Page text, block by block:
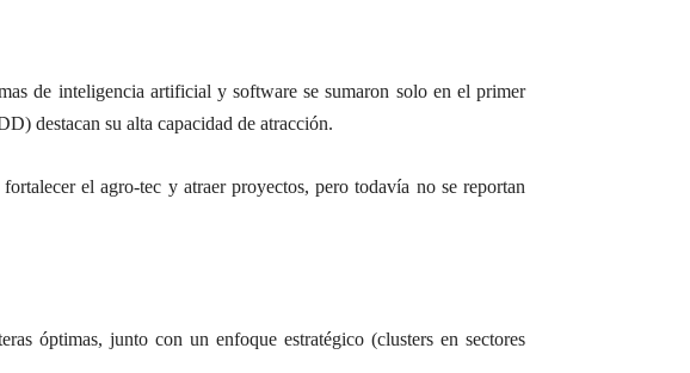
de inteligencia artificial y software se sumaron solo en el primer
destacan su alta capacidad de atracción.
el agro-tec y atraer proyectos, pero todavía no se reportan
óptimas, junto con un enfoque estratégico (clusters en sectores